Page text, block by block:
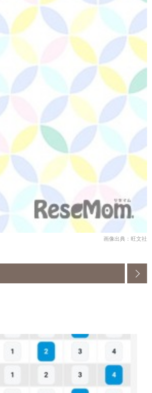
画像出典：旺文社